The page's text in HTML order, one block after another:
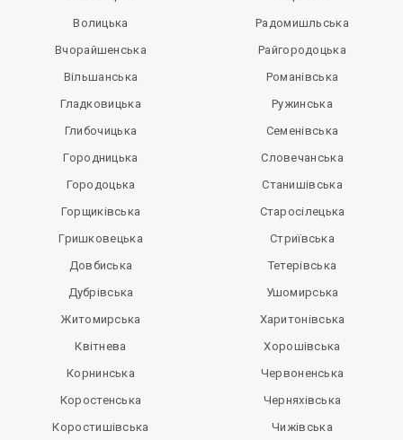
Волицька
Вчорайшенська
Вільшанська
Гладковицька
Глибочицька
Городницька
Городоцька
Горщиківська
Гришковецька
Довбиська
Дубрівська
Житомирська
Квітнева
Корнинська
Коростенська
Коростишівська
Радомишльська
Райгородоцька
Романівська
Ружинська
Семенівська
Словечанська
Станишівська
Старосілецька
Стриївська
Тетерівська
Ушомирська
Харитонівська
Хорошівська
Червоненська
Черняхівська
Чижівська